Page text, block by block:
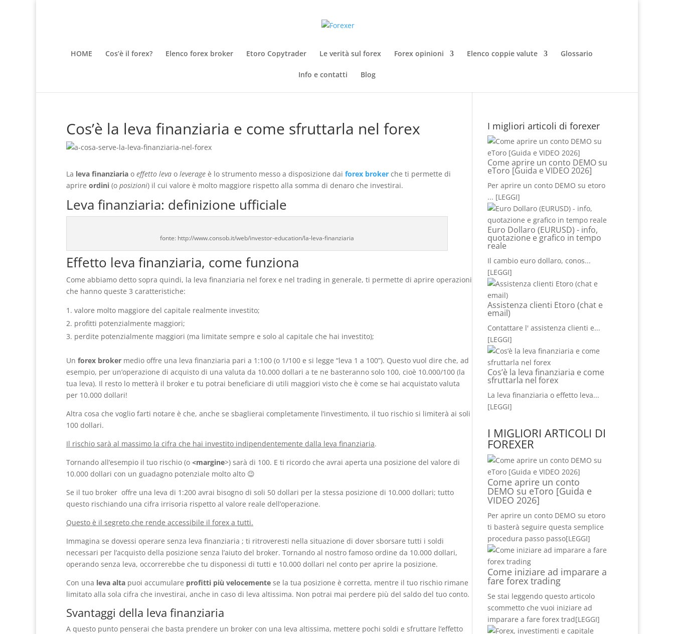
HOME Cos’è il forex? Elenco forex broker Etoro Copytrader Le verità sul forex Forex opinioni Elenco coppie valute Glossario
Info e contatti Blog
Cos’è la leva finanziaria e come sfruttarla nel forex
La leva finanziaria o effetto leva o leverage è lo strumento messo a disposizione dai forex broker che ti permette di
aprire ordini (o posizioni) il cui valore è molto maggiore rispetto alla somma di denaro che investirai.
Leva finanziaria: definizione ufficiale
fonte: http://www.consob.it/web/investor-education/la-leva-finanziaria
Effetto leva finanziaria, come funziona
Come abbiamo detto sopra quindi, la leva finanziaria nel forex e nel trading in generale, ti permette di aprire operazioni
che hanno queste 3 caratteristiche:
valore molto maggiore del capitale realmente investito;
profitti potenzialmente maggiori;
perdite potenzialmente maggiori (ma limitate sempre e solo al capitale che hai investito);
Un forex broker medio offre una leva finanziaria pari a 1:100 (o 1/100 e si legge “leva 1 a 100”). Questo vuol dire che, ad
esempio, per un’operazione di acquisto di una valuta da 10.000 dollari a te ne basteranno solo 100, cioè 10.000/100 (la
tua leva). Il resto lo metterà il broker e tu potrai beneficiare di utili maggiori visto che è come se hai acquistato valuta
per 10.000 dollari!
Altra cosa che voglio farti notare è che, anche se sbaglierai completamente l’investimento, il tuo rischio si limiterà ai soli
100 dollari.
Il rischio sarà al massimo la cifra che hai investito indipendentemente dalla leva finanziaria.
Tornando all’esempio il tuo rischio (o <margine>) sarà di 100. E ti ricordo che avrai aperta una posizione del valore di
10.000 dollari con un guadagno potenziale molto alto 😉
Se il tuo broker offre una leva di 1:200 avrai bisogno di soli 50 dollari per la stessa posizione di 10.000 dollari; tutto
questo rischiando una cifra irrisoria rispetto al valore reale dell’operazione.
Questo è il segreto che rende accessibile il forex a tutti.
Immagina se dovessi operare senza leva finanziaria ; ti ritroveresti nella situazione di dover sborsare tutti i soldi
necessari per l’acquisto della posizione senza l’aiuto del broker. Tornando al nostro famoso ordine da 10.000 dollari,
operando senza leva, occorrerebbe che tu disponessi di tutti e 10.000 dollari nel conto per aprire la posizione.
Con una leva alta puoi accumulare profitti più velocemente se la tua posizione è corretta, mentre il tuo rischio rimane
limitato alla sola cifra che investirai, anche in caso di leva altissima. Non potrai mai perdere più del saldo del tuo conto.
Svantaggi della leva finanziaria
A questo punto penserai che basta prendere un broker con una leva altissima, mettere pochi soldi e sfruttare l’effetto
I migliori articoli di forexer
Come aprire un conto DEMO su
eToro [Guida e VIDEO 2026]
Per aprire un conto DEMO su etoro
... [LEGGI]
Euro Dollaro (EURUSD) - info,
quotazione e grafico in tempo
reale
Il cambio euro dollaro, conos...
[LEGGI]
Assistenza clienti Etoro (chat e
email)
Contattare l' assistenza clienti e...
[LEGGI]
Cos’è la leva finanziaria e come
sfruttarla nel forex
La leva finanziaria o effetto leva...
[LEGGI]
I MIGLIORI ARTICOLI DI
FOREXER
Come aprire un conto
DEMO su eToro [Guida e
VIDEO 2026]
Per aprire un conto DEMO su etoro
ti basterà seguire questa semplice
procedura passo passo[LEGGI]
Come iniziare ad imparare a
fare forex trading
Se stai leggendo questo articolo
scommetto che vuoi iniziare ad
imparare a fare forex trad[LEGGI]